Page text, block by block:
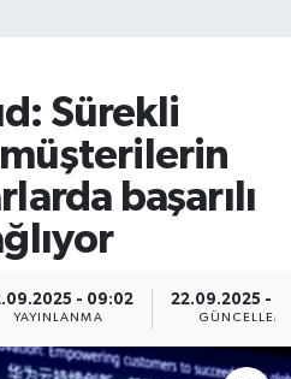
Sürekli
başarılı
- 09:02
YAYINLANMA
22.09.2025 -